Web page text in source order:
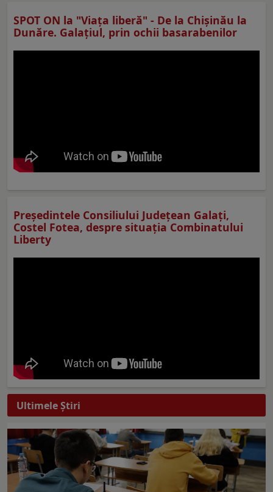
SPOT ON la "Viaţa liberă" - De la Chișinău la
Dunăre. Galațiul, prin ochii basarabenilor
Preşedintele Consiliului Judeţean Galaţi,
Costel Fotea, despre situaţia Combinatului
Liberty
Ultimele Ştiri